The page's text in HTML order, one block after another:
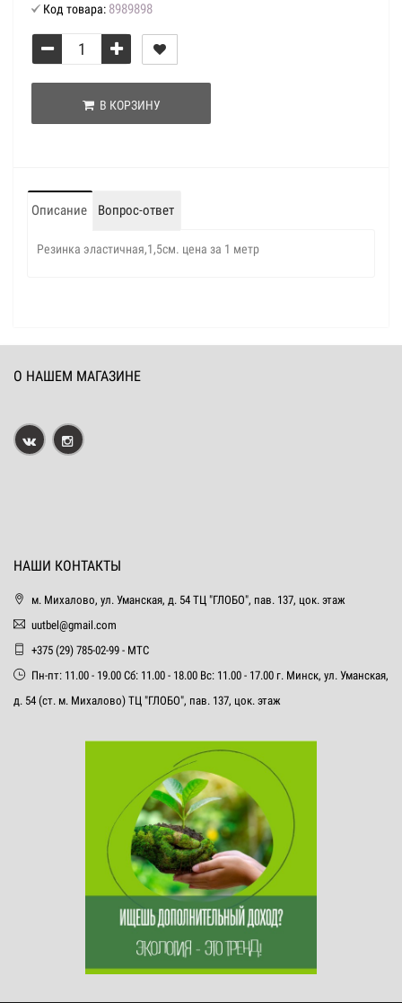
Код товара: 8989898
В КОРЗИНУ
Описание Вопрос-ответ
Резинка эластичная,1,5см. цена за 1 метр
О НАШЕМ МАГАЗИНЕ
НАШИ КОНТАКТЫ
м. Михалово, ул. Уманская, д. 54 ТЦ "ГЛОБО", пав. 137, цок. этаж
uutbel@gmail.com
+375 (29) 785-02-99 - МТС
Пн-пт: 11.00 - 19.00 Сб: 11.00 - 18.00 Вс: 11.00 - 17.00 г. Минск, ул. Уманская,
д. 54 (ст. м. Михалово) ТЦ "ГЛОБО", пав. 137, цок. этаж